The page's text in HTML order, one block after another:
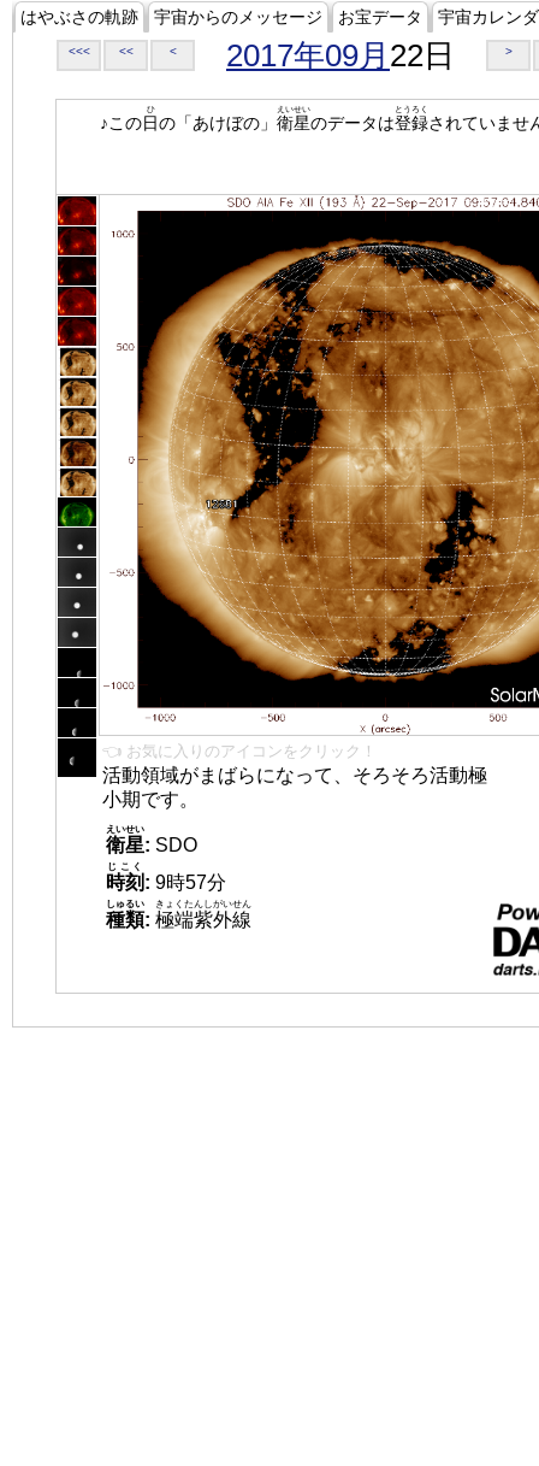
はやぶさの軌跡 宇宙からのメッセージ お宝データ 宇宙カレン
<<< << < 2017年09月 22日 >
♪この日
ひ
の「あけぼの」 衛星
えいせい
のデータは登録
とうろく
されていませ
👈 お気に入りのアイコンをクリック！
活動領域がまばらになって、そろそろ活動極
小期です。
衛星
えいせい
: SDO
時刻
じこく
: 9時57分
種類
しゅるい
: 極端紫外線
きょくたんしがいせん